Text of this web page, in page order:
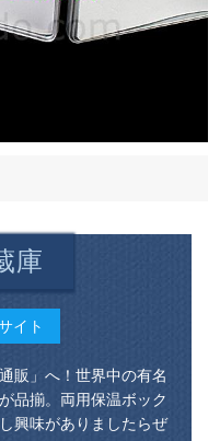
庫
イト
販」へ！世界中の有名
品揃。両用保温ボック
興味がありましたらぜ